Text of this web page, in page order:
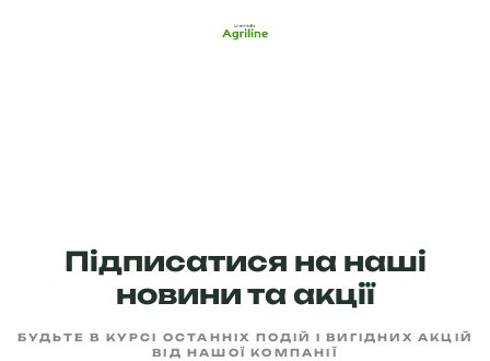
Підписатися на наші
новини та акції
БУДЬТЕ В КУРСІ ОСТАННІХ ПОДІЙ І ВИГІДНИХ АКЦІЙ
ВІД НАШОЇ КОМПАНІЇ